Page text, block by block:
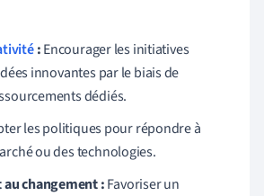
:Encourager les initiatives
innovantes par le biais de
dédiés.
les politiques pour répondre à
ou des technologies.
changement :Favoriser un